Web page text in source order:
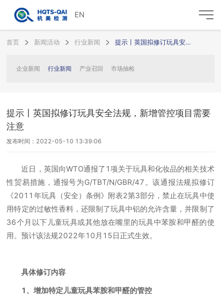
EN
首页 新闻活动 行业新闻 提示丨英国拟修订玩具安全法规，新增管控项目需要注意
企业新闻 行业新闻 产业召回 市场抽检
提示丨英国拟修订玩具安全法规，新增管控项目需要
注意
发布时间：2022-05-10 13:39:06
近日，英国向WTO通报了1项关于玩具和化妆品的相关技术
性贸易措施，通报号为G/TBT/N/GBR/47。该通报法规拟修订
《2011年玩具（安全）条例》附表2第3部分，禁止在玩具中使
用特定的过敏性香料，还限制了玩具中铝的允许含量，并限制了
36个月以下儿童玩具或其他放在嘴里的玩具中苯胺和甲醛的使
用。预计该法规2022年10月15日正式生效。
具体修订内容
1、增加特定儿童玩具苯胺和甲醛的管控